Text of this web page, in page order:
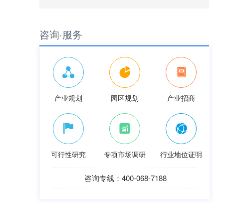
咨询·服务
产业规划 园区规划 产业招商
可行性研究 专项市场调研 行业地位证明
咨询专线：400-068-7188